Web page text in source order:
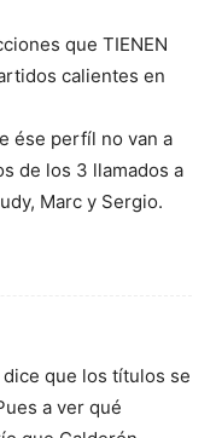
que TIENEN
calientes en
ése perfíl no van a
de los 3 llamados a
Marc y Sergio.
que los títulos se
a ver qué